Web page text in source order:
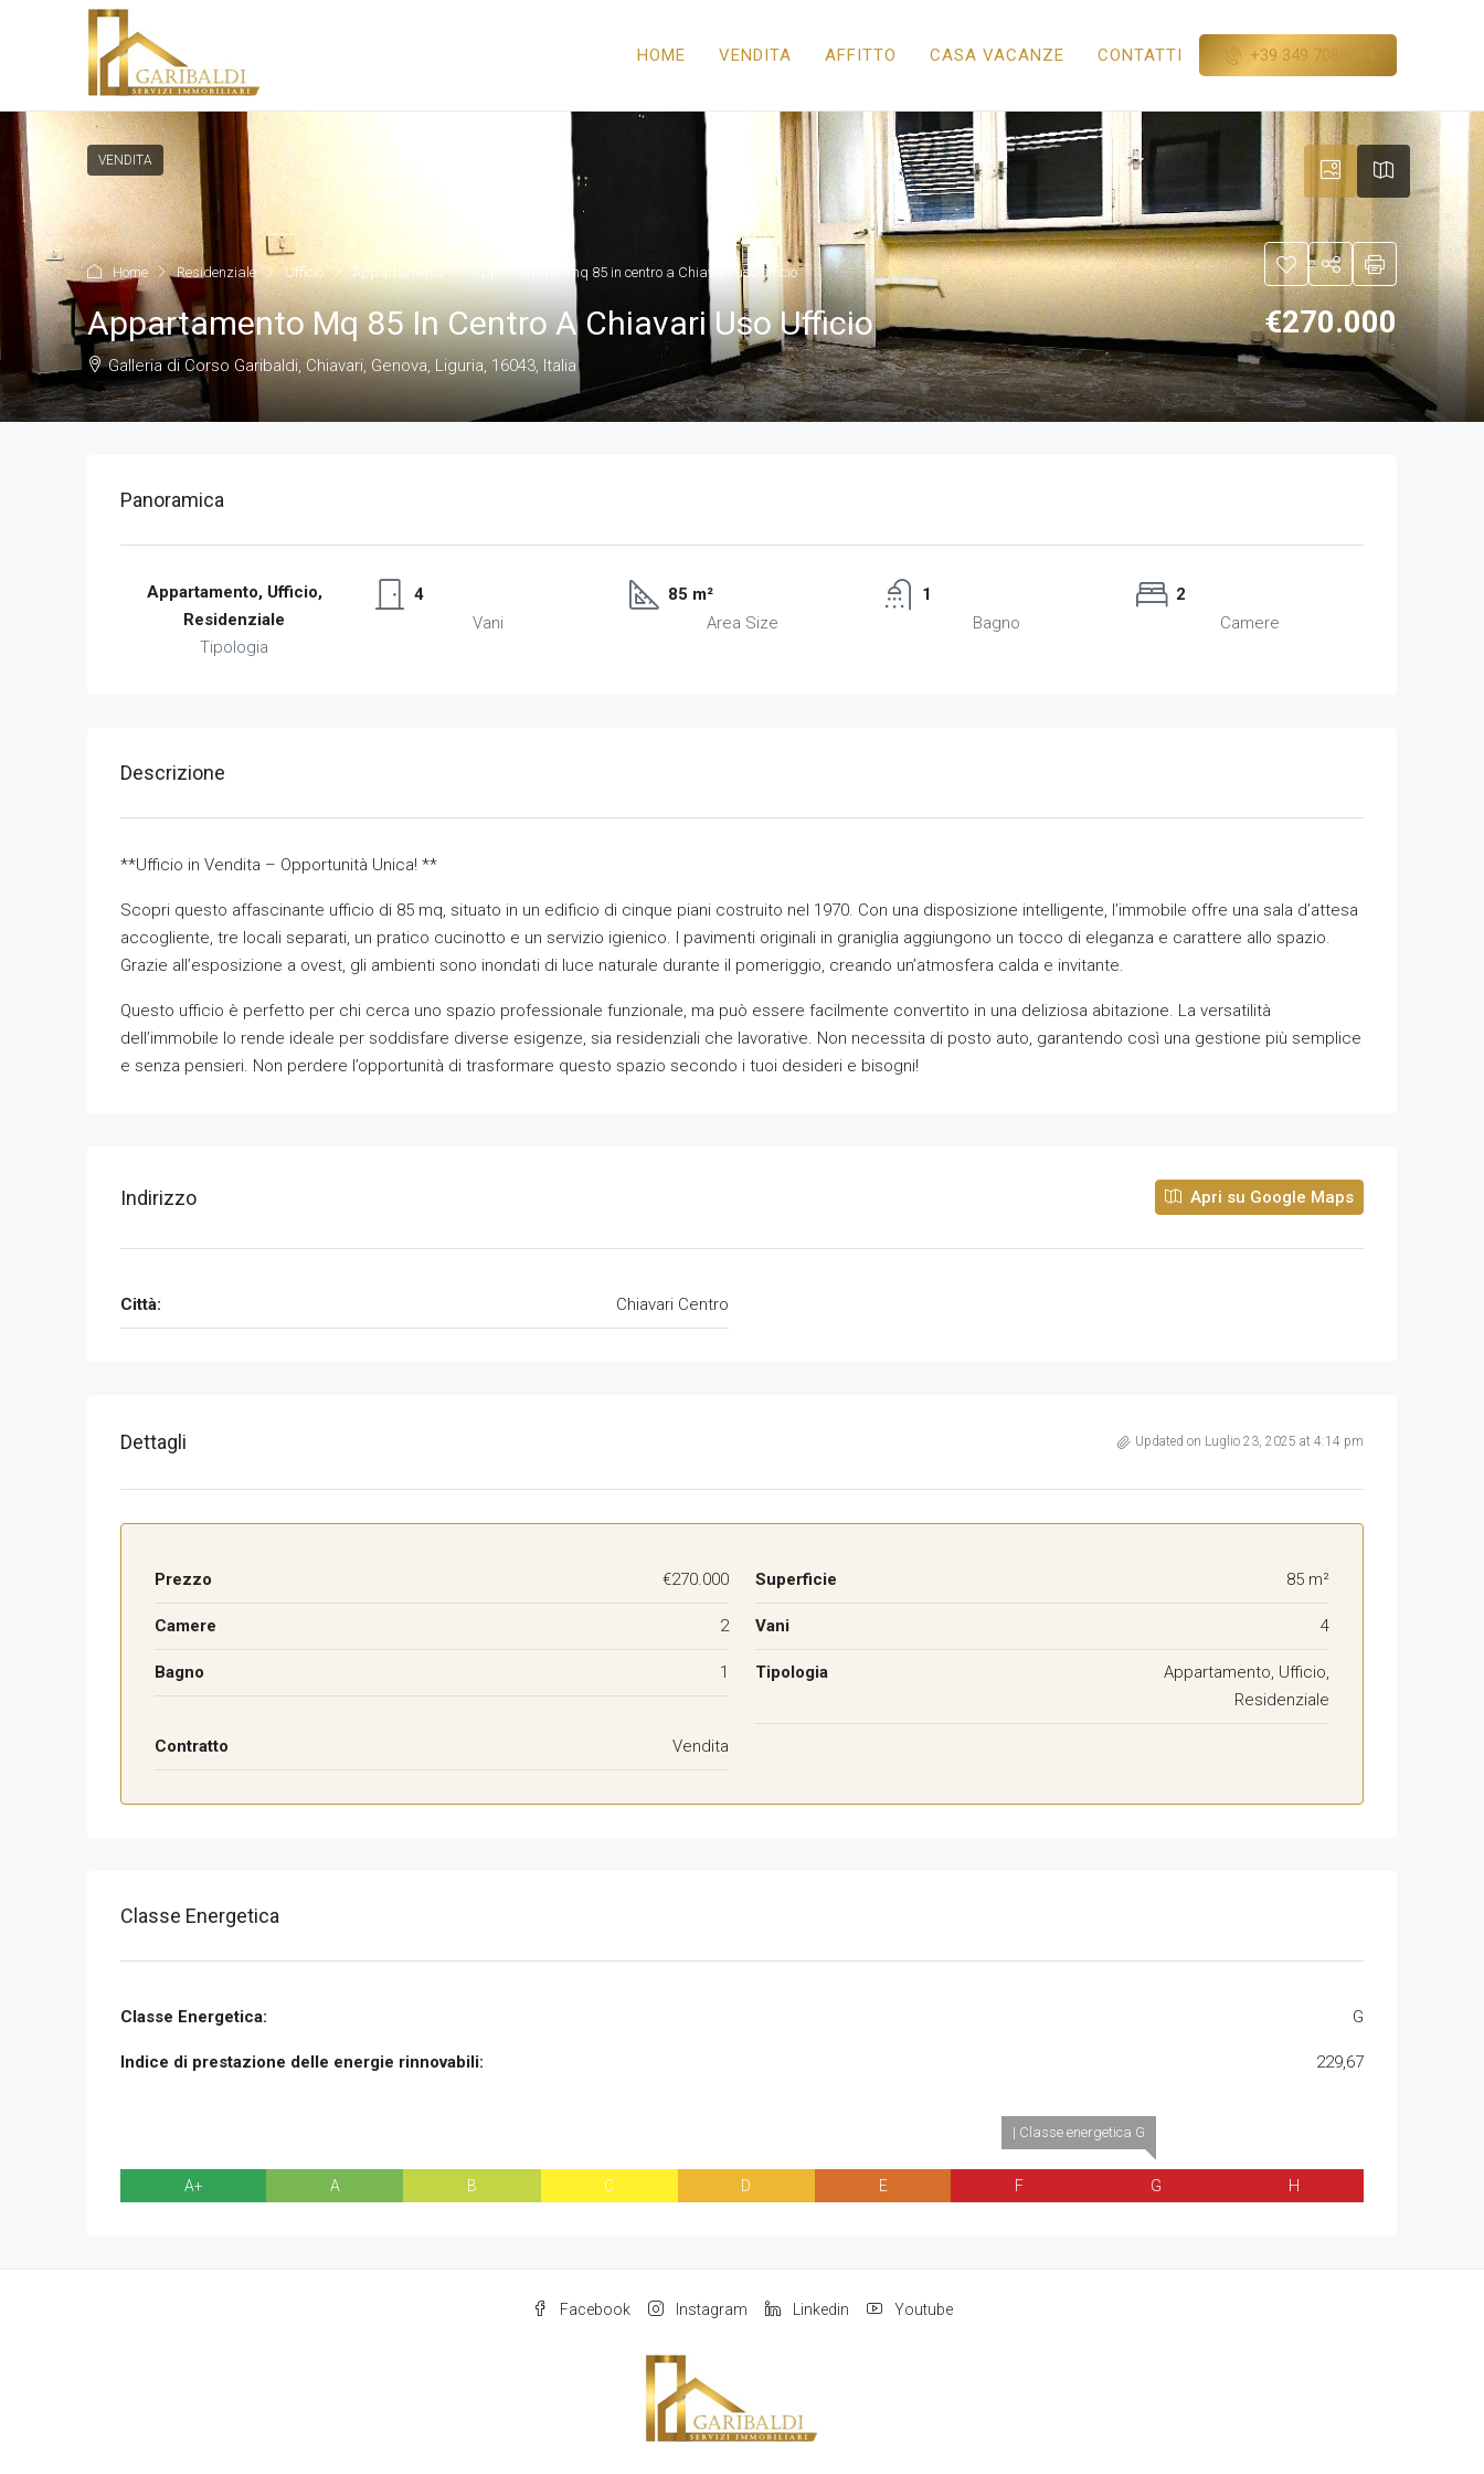
HOME VENDITA AFFITTO CASA VACANZE CONTATTI +39 349 7086754
VENDITA
Home Residenziale Ufficio Appartamento Appartamento mq 85 in centro a Chiavari uso ufficio
Appartamento Mq 85 In Centro A Chiavari Uso Ufficio
Galleria di Corso Garibaldi, Chiavari, Genova, Liguria, 16043, Italia
€270.000
Panoramica
Appartamento, Ufficio,
Residenziale
Tipologia
4
Vani
85 m²
Area Size
1
Bagno
2
Camere
Descrizione
**Ufficio in Vendita – Opportunità Unica! **
Scopri questo affascinante ufficio di 85 mq, situato in un edificio di cinque piani costruito nel 1970. Con una disposizione intelligente, l’immobile offre una sala d’attesa
accogliente, tre locali separati, un pratico cucinotto e un servizio igienico. I pavimenti originali in graniglia aggiungono un tocco di eleganza e carattere allo spazio.
Grazie all’esposizione a ovest, gli ambienti sono inondati di luce naturale durante il pomeriggio, creando un’atmosfera calda e invitante.
Questo ufficio è perfetto per chi cerca uno spazio professionale funzionale, ma può essere facilmente convertito in una deliziosa abitazione. La versatilità
dell’immobile lo rende ideale per soddisfare diverse esigenze, sia residenziali che lavorative. Non necessita di posto auto, garantendo così una gestione più semplice
e senza pensieri. Non perdere l’opportunità di trasformare questo spazio secondo i tuoi desideri e bisogni!
Indirizzo Apri su Google Maps
Città: Chiavari Centro
Dettagli Updated on Luglio 23, 2025 at 4:14 pm
Prezzo €270.000 Superficie 85 m²
Camere 2 Vani 4
Bagno 1 Tipologia
Appartamento, Ufficio,
Residenziale
Contratto Vendita
Classe Energetica
Classe Energetica: G
Indice di prestazione delle energie rinnovabili: 229,67
A+ A B C D E F
| Classe energetica G
G H
Facebook Instagram Linkedin Youtube